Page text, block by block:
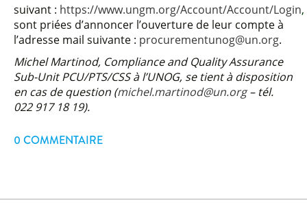
suivant : https://www.ungm.org/Account/Account/Login,
sont priées d’annoncer l’ouverture de leur compte à
l’adresse mail suivante : procurementunog@un.org.
Michel Martinod, Compliance and Quality Assurance
Sub-Unit PCU/PTS/CSS à l’UNOG, se tient à disposition
en cas de question (michel.martinod@un.org– tél.
022 917 18 19).
0 COMMENTAIRE